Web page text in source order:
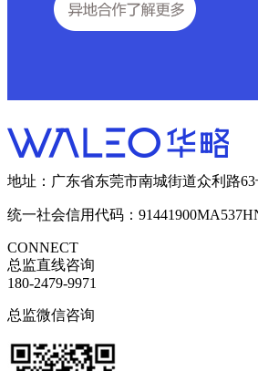
地址：广东省东莞市南城街道众利路
统一社会信用代码：
CONNECT
总监直线咨询
180-2479-9971
总监微信咨询